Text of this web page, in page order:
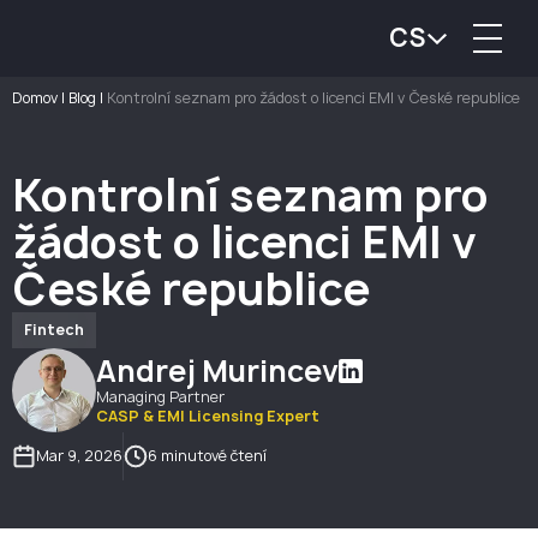
CS
Domov | Blog | Kontrolní seznam pro žádost o licenci EMI v České republice
Kontrolní seznam pro
žádost o licenci EMI v
České republice
Fintech
Andrej Murincev
Managing Partner
CASP & EMI Licensing Expert
Mar 9, 2026
6 minutové čtení